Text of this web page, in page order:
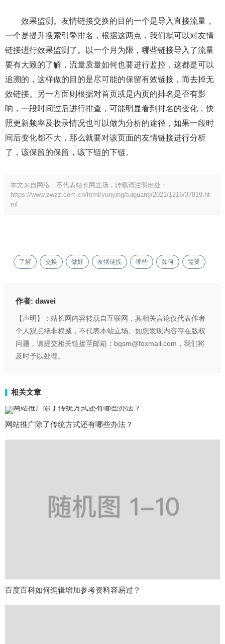
效果监测。友情链接交换的目的一个是导入直接流量，
一个是提升搜索引擎排名，根据这两点，我们就可以对友情
链接进行效果监测了。以一个月为限，哪些链接导入了流量
要有大致的了解，流量质量如何也要进行监控，这都是可以
追溯的，这样做的目的是尽可能的保留有效链接，而去掉无
效链接。另一方面则根据对首页或是内页的排名是否有影
响，一段时间过后进行排查，可能明显看到排名的变化，快
照更新频率及收录情况也可以做为分析的途径，如果一段时
间后变化都不大，那么就要对该页面的友情链接进行分析
了，该保留的保留，该下链的下链。
本文来自网络，不代表站长网立场，转载请注明出处：
https://www.zwzz.com.cn/html/yunying/tuiguang/2021/1216/37819.ht
ml
了解 交换 做好 友情链接 哪些 如何 需要
作者: dawei
【声明】：站长网内容转载自互联网，其相关言论仅代表作者
个人观点绝非权威，不代表本站立场。如您发现内容存在版权
问题，请提交相关链接至邮箱：bqsm@foxmail.com，我们将
及时予以处理。
相关文章
网站推广除了传统方式还有哪些办法？
百度百科如何编辑增加参考资料容易过？